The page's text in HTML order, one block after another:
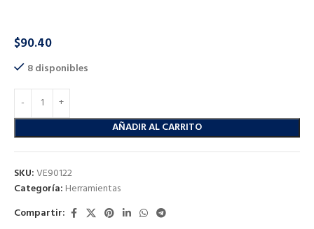
$90.40
8 disponibles
AÑADIR AL CARRITO
SKU:VE90122
Categoría: Herramientas
Compartir: